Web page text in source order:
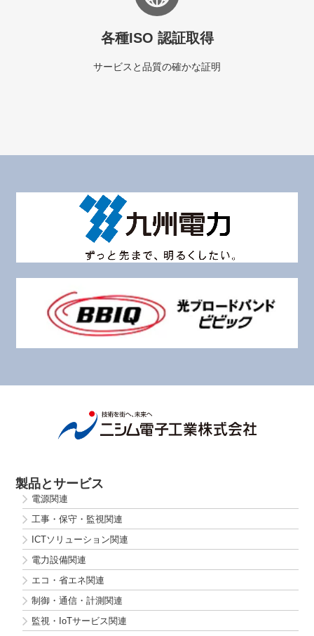
各種ISO 認証取得
サービスと品質の確かな証明
製品とサービス
電源関連
工事・保守・監視関連
ICTソリューション関連
電力設備関連
エコ・省エネ関連
制御・通信・計測関連
監視・IoTサービス関連